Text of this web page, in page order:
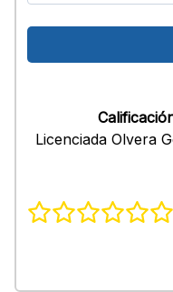
Licenciada Olvera